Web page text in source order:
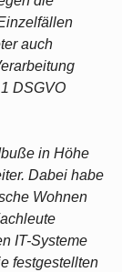
auch
DSGVO
in Höhe
Dabei habe
Wohnen
IT-Systeme
festgestellten